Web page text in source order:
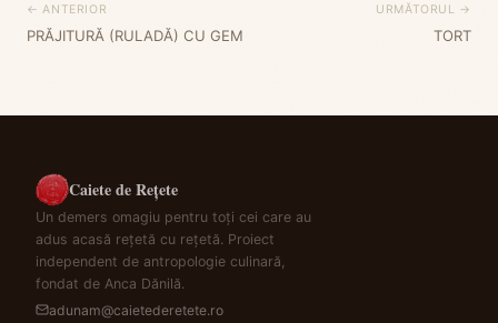
← ANTERIOR
PRĂJITURĂ (RULADĂ) CU GEM
URMĂTORUL →
TORT
Caiete de Rețete
Un demers omagiu pentru toți cei care au
adus acasă rețetă cu rețetă. Proiect
independent de antropologie culinară,
fondat de Anca Dănilă.
adunam@caietederetete.ro